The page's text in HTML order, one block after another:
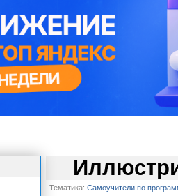
Тематика: Самоучители по